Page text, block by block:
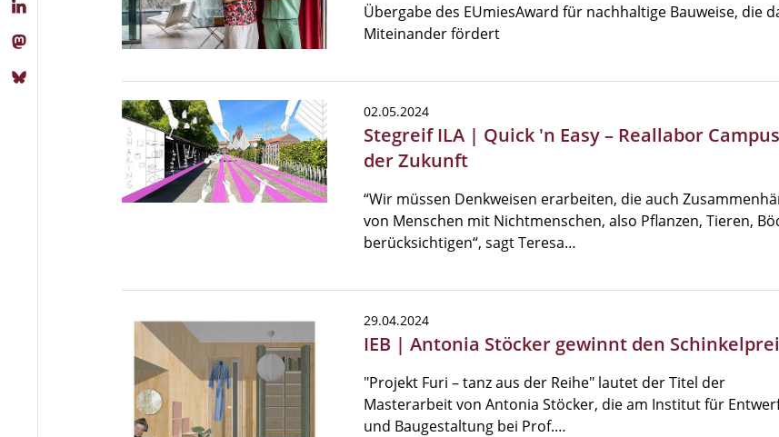
Übergabe des EUmiesAward für nachhaltige Bauweise, die
Miteinander fördert
02.05.2024
Stegreif ILA | Quick 'n Easy – Reallabor Campus
der Zukunft
“Wir müssen Denkweisen erarbeiten, die auch
von Menschen mit Nichtmenschen, also Pflanzen, Tieren,
berücksichtigen“, sagt Teresa…
29.04.2024
IEB | Antonia Stöcker gewinnt den
"Projekt Furi – tanz aus der Reihe" lautet der Titel der
Masterarbeit von Antonia Stöcker, die am Institut für
und Baugestaltung bei Prof.…